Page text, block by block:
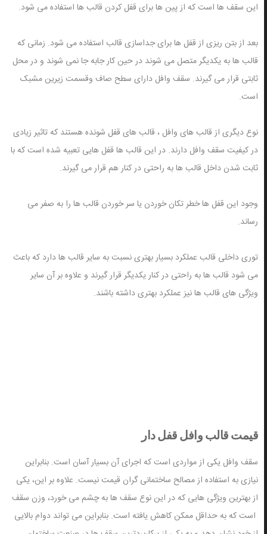
این سقف ها است که از پین ها برای قفل کردن قالب ها استفاده می شود.
بعد از بتن ریزی از قفل ها برای جداسازی قالب استفاده می شود. زمانی که
قالب ها به یکدیگر متصل می شوند در حین کار جابه جا نمی شوند و در محل
ثابتی قرار می گیرند. سقف وافل دارای سطح صاف وقسمت زیرین مشبک
است.
نوع دیگری از قالب های وافل ، قالب های قفل شونده هستند که تاثیر زیادی
در کیفیت سقف وافل دارند. در این قالب ها قفل هایی تعبیه شده است که با
ثابت شدن داخل قالب ها به راحتی در کنار هم قرار می گیرند.
وجود این قفل ها خطر تکان خوردن یا سر خوردن قالب ها را به صفر می
رساند.
توری داخلی قالب عملکرد بسیار بهتری نسبت به سایر قالب ها دارد که باعث
می شود قالب ها به راحتی در کنار یکدیگر قرار گیرند و علاوه بر آن سایر
ویژگی های قالب ها نیز عملکرد بهتری داشته باشند.
قیمت قالب وافل قفل دار
سقف وافل یکی از مواردی است که اجرای آن بسیار آسان است. بنابراین
نیازی به استفاده از مصالح ساختمانی گران قیمت نیست. علاوه بر این، یکی
از بهترین ویژگی هایی که در این نوع سقف ها به چشم می خورد، وزن سقف
است که به حداقل ممکن کاهش یافته است. بنابراین می تواند دوام بالایی